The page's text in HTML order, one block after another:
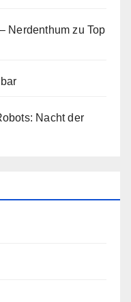
Nerdenthum zuTop
Nacht der